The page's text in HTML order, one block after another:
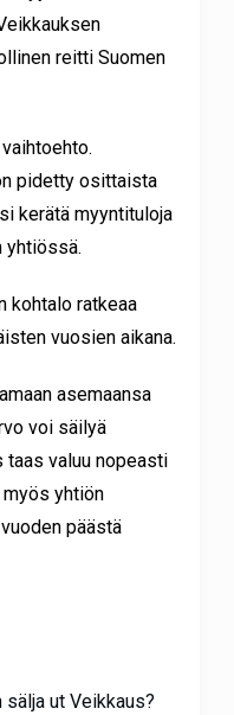
reitti Suomen
pidetty osittaista
kerätä myyntituloja
yhtiössä.
kohtalo ratkeaa
vuosien aikana.
asemaansa
voi säilyä
taas valuu nopeasti
yhtiön
päästä
ut Veikkaus?